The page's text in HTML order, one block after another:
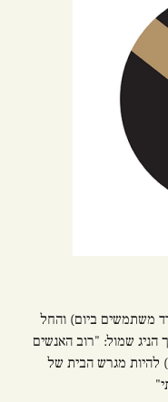
משתמשים ביום) והחל
הניג שמול: "רוב האנשים
להיות מגרש הבית של